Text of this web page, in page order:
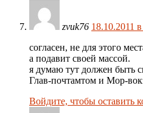
zvuk76 18.10.2011
согласен, не для этого
а подавит своей массой.
я думаю тут должен быть
Глав-почтамтом и Мор-
Войдите, чтобы оставить